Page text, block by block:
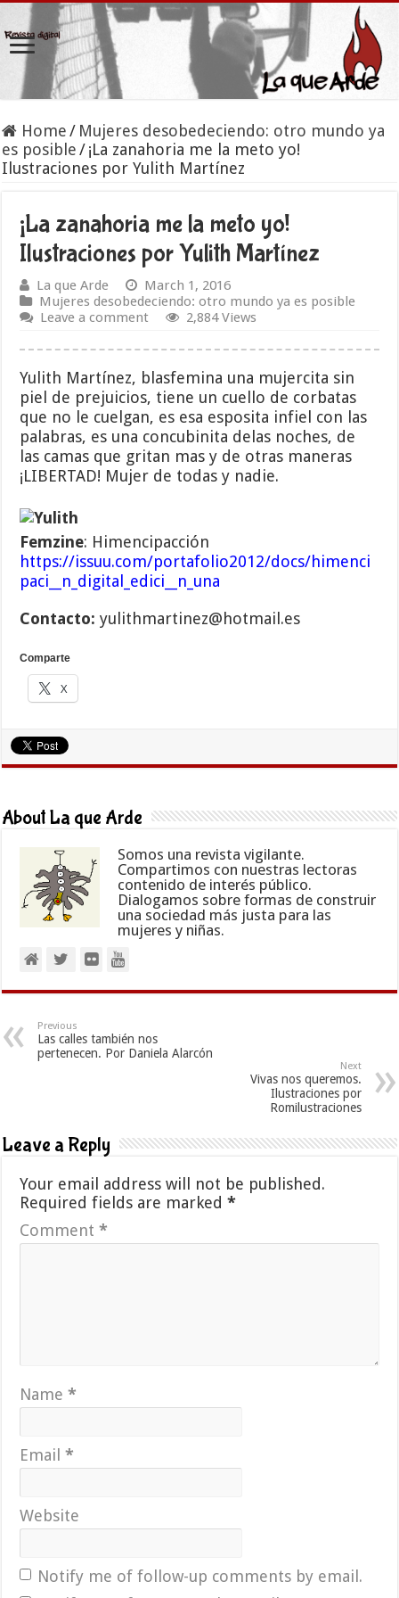
Home / Mujeres desobedeciendo: otro mundo ya
es posible /¡La zanahoria me la meto yo!
Ilustraciones por Yulith Martínez
¡La zanahoria me la meto yo!
Ilustraciones por Yulith Martínez
La que Arde
March 1, 2016
Mujeres desobedeciendo: otro mundo ya es posible
Leave a comment
2,884 Views
Yulith Martínez, blasfemina una mujercita sin
piel de prejuicios, tiene un cuello de corbatas
que no le cuelgan, es esa esposita infiel con las
palabras, es una concubinita delas noches, de
las camas que gritan mas y de otras maneras
¡LIBERTAD! Mujer de todas y nadie.
Femzine: Himencipacción
https://issuu.com/portafolio2012/docs/himenci
paci__n_digital_edici__n_una
Contacto:yulithmartinez@hotmail.es
Comparte
X
About La que Arde
Somos una revista vigilante.
Compartimos con nuestras lectoras
contenido de interés público.
Dialogamos sobre formas de construir
una sociedad más justa para las
mujeres y niñas.
Previous
Las calles también nos
pertenecen. Por Daniela Alarcón
Next
Vivas nos queremos.
Ilustraciones por
Romilustraciones
Leave a Reply
Your email address will not be published.
Required fields are marked*
Comment*
Name*
Email*
Website
Notify me of follow-up comments by email.